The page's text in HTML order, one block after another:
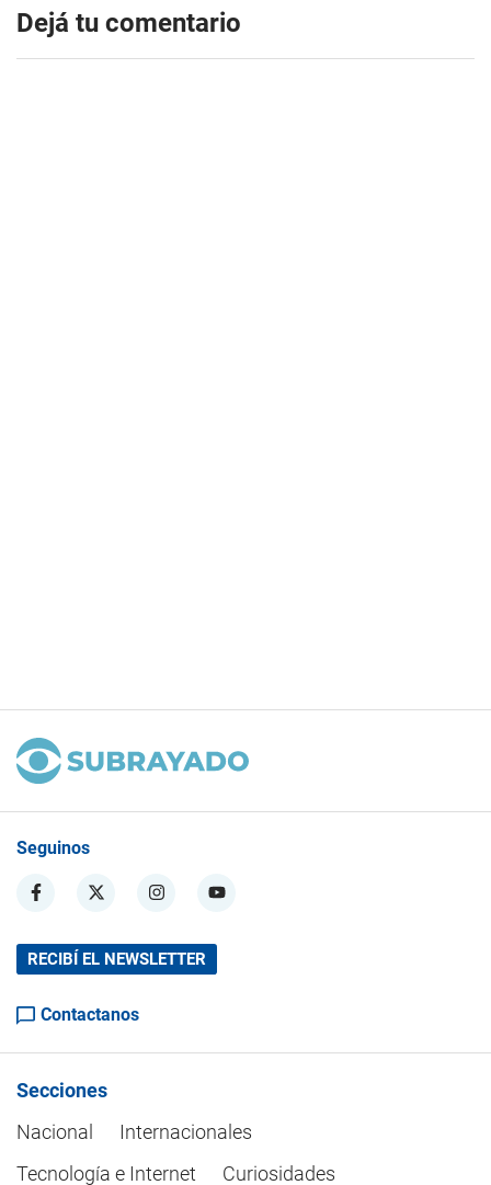
Dejá tu comentario
Seguinos
RECIBÍ EL NEWSLETTER
Contactanos
Secciones
Nacional
Internacionales
Tecnología e Internet
Curiosidades